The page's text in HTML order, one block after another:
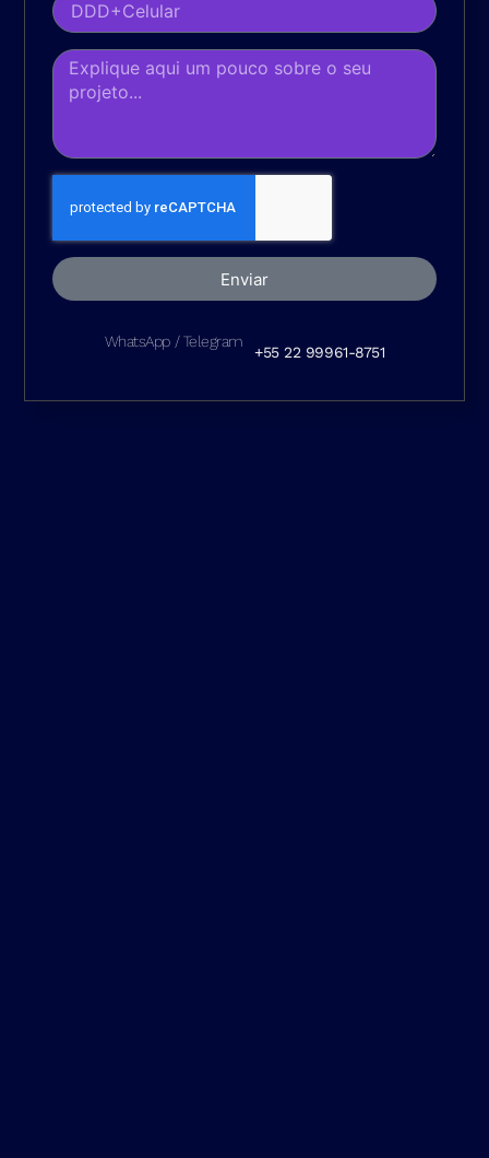
Enviar
WhatsApp / Telegram
+55 22 99961-8751